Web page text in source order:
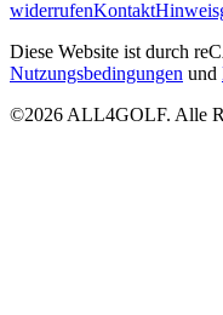
widerrufenKontakt
Diese Website ist durch
Nutzungsbedingungen und
©2026 ALL4GOLF. Alle